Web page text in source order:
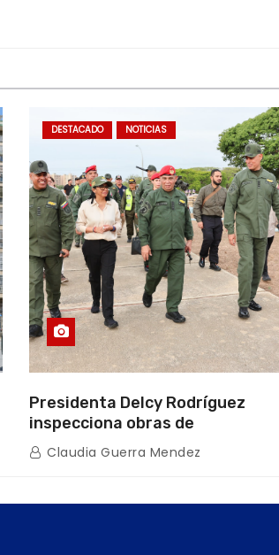
DESTACADO NOTICIAS
Presidenta Delcy Rodríguez
inspecciona obras de
restauración en Escuela Naval
tras afectaciones sísmicas en La
Claudia Guerra Mendez